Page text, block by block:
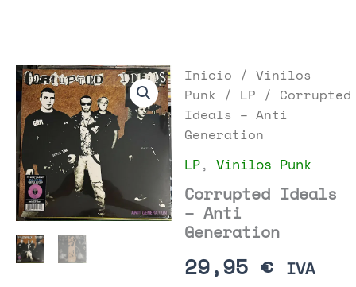
Inicio /Vinilos
Punk / LP / Corrupted
Ideals – Anti
Generation
LP,Vinilos Punk
Corrupted Ideals
– Anti
Generation
29,95 € IVA